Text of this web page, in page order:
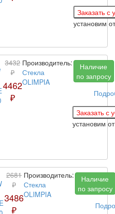
установим
3432
₽
4462
₽
Производитель:
Стекла
OLIMPIA
Наличие
по запросу
установим
2681
₽
3486
₽
Производитель:
Стекла
OLIMPIA
Наличие
по запросу